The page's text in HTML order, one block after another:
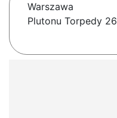
Warszawa
Plutonu Torpedy 26